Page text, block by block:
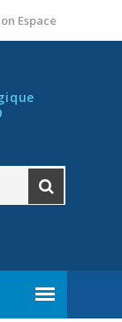
Espace